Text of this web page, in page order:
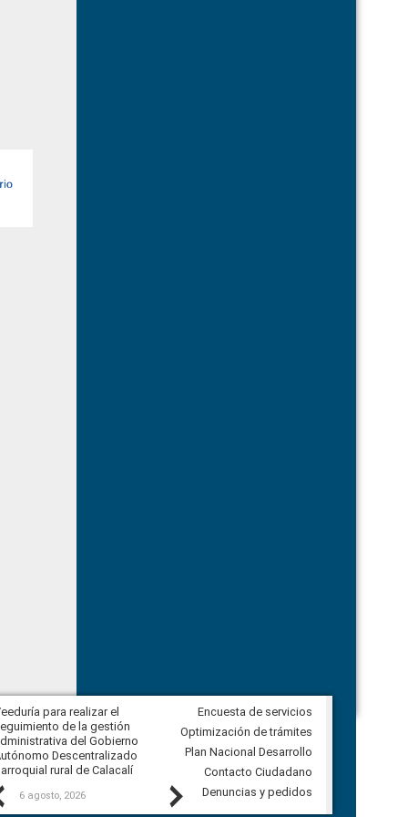
Previous
para realizar el
de la gestión
del Gobierno
Descentralizado
rural de Calacalí
6 agosto, 2026
Veeduría para vigilar los acuerdos,
derivados de la Audiencia Pública
comunidad Urbina, parroquia la
Carolina
5 agosto, 2026
Next
Encuesta de servicios
Optimización de trámites
Plan Nacional Desarrollo
Contacto Ciudadano
Denuncias y pedidos